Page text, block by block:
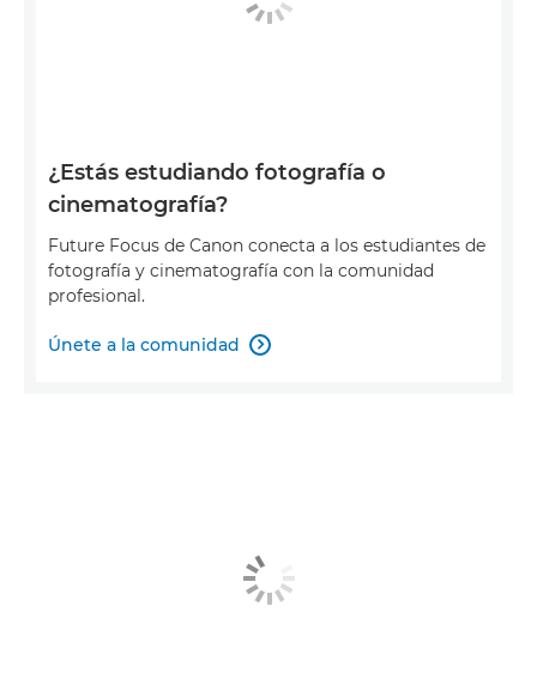
¿Estás estudiando fotografía o
cinematografía?
Future Focus de Canon conecta a los estudiantes de
fotografía y cinematografía con la comunidad
profesional.
Únete a la comunidad 